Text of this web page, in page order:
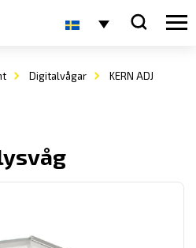
Digitalvågar
KERN ADJ